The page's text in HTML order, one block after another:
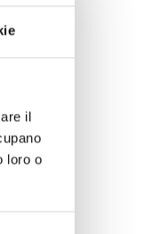
il
loro o